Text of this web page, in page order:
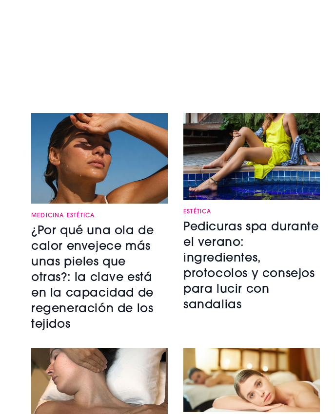
MEDICINA ESTÉTICA
¿Por qué una ola de
calor envejece más
unas pieles que
otras?: la clave está
en la capacidad de
regeneración de los
tejidos
ESTÉTICA
Pedicuras spa durante
el verano:
ingredientes,
protocolos y consejos
para lucir con
sandalias